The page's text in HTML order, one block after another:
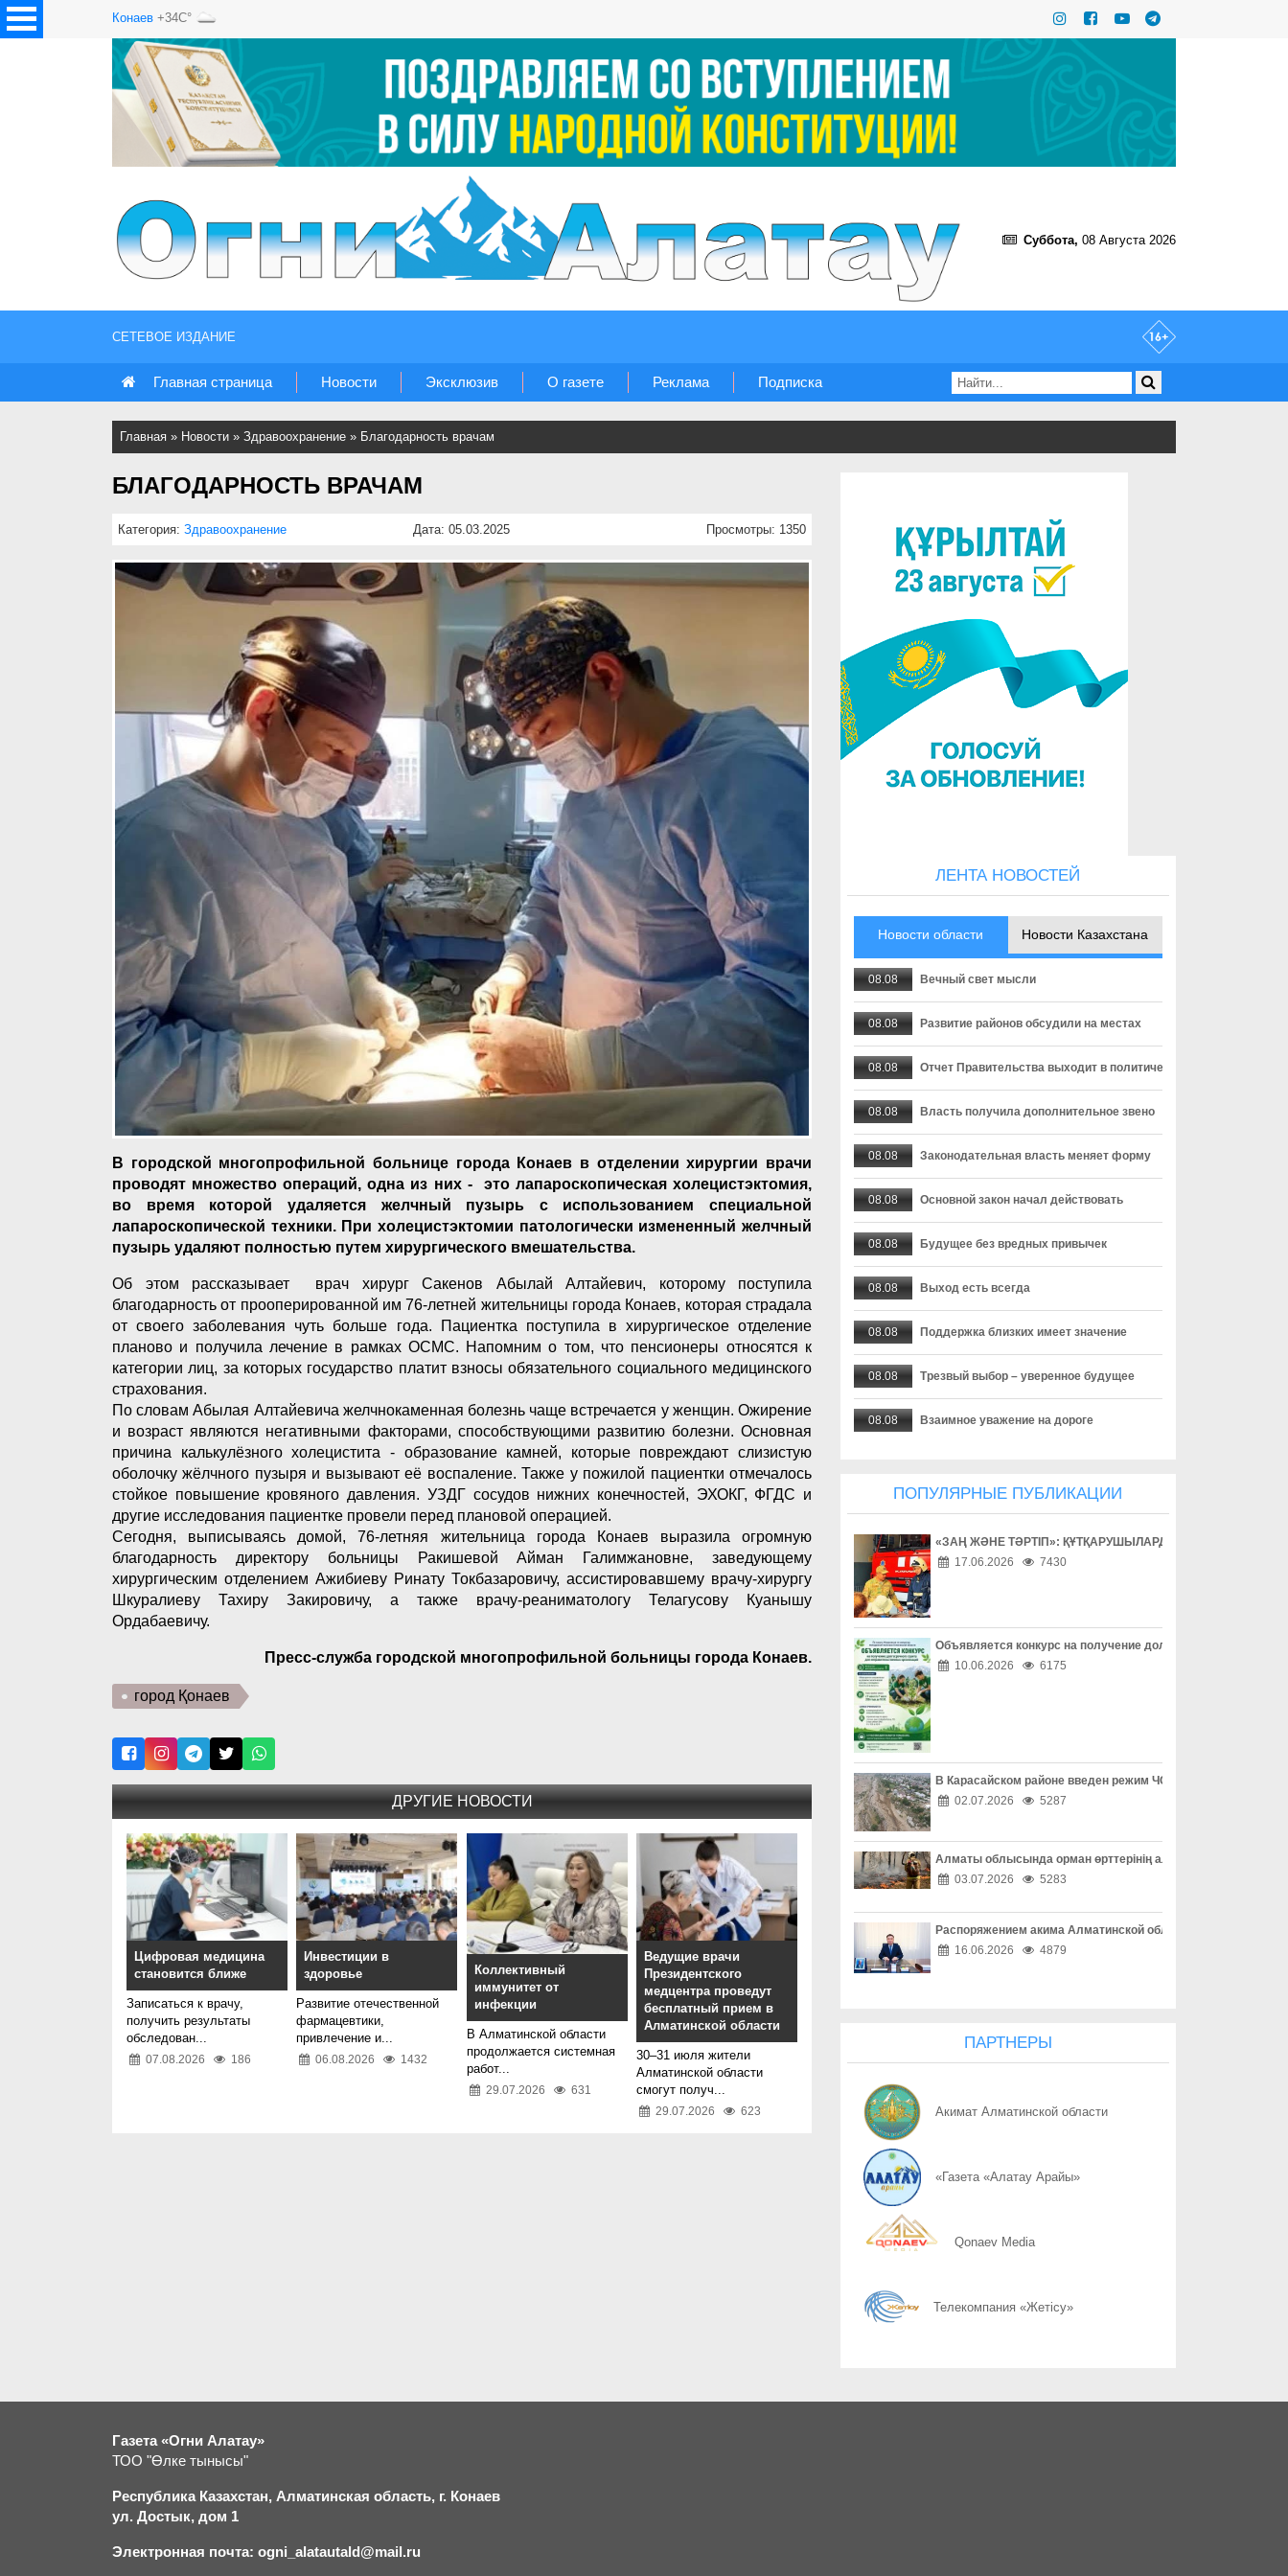
Конаев +34C°
Суббота, 08 Августа 2026
СЕТЕВОЕ ИЗДАНИЕ
Главная страница Новости Эксклюзив О газете Реклама Подписка
Главная » Новости » Здравоохранение » Благодарность врачам
БЛАГОДАРНОСТЬ ВРАЧАМ
Категория: Здравоохранение Дата: 05.03.2025 Просмотры: 1350
В городской многопрофильной больнице города Конаев в отделении хирургии врачи
проводят множество операций, одна из них - это лапароскопическая холецистэктомия,
во время которой удаляется желчный пузырь с использованием специальной
лапароскопической техники. При холецистэктомии патологически измененный желчный
пузырь удаляют полностью путем хирургического вмешательства.
Об этом рассказывает врач хирург Сакенов Абылай Алтайевич, которому поступила
благодарность от прооперированной им 76-летней жительницы города Конаев, которая страдала
от своего заболевания чуть больше года. Пациентка поступила в хирургическое отделение
планово и получила лечение в рамках ОСМС. Напомним о том, что пенсионеры относятся к
категории лиц, за которых государство платит взносы обязательного социального медицинского
страхования.
По словам Абылая Алтайевича желчнокаменная болезнь чаще встречается у женщин. Ожирение
и возраст являются негативными факторами, способствующими развитию болезни. Основная
причина калькулёзного холецистита - образование камней, которые повреждают слизистую
оболочку жёлчного пузыря и вызывают её воспаление. Также у пожилой пациентки отмечалось
стойкое повышение кровяного давления. УЗДГ сосудов нижних конечностей, ЭХОКГ, ФГДС и
другие исследования пациентке провели перед плановой операцией.
Сегодня, выписываясь домой, 76-летняя жительница города Конаев выразила огромную
благодарность директору больницы Ракишевой Айман Галимжановне, заведующему
хирургическим отделением Ажибиеву Ринату Токбазаровичу, ассистировавшему врачу-хирургу
Шкуралиеву Тахиру Закировичу, а также врачу-реаниматологу Телагусову Куанышу
Ордабаевичу.
Пресс-служба городской многопрофильной больницы города Конаев.
город Қонаев
ДРУГИЕ НОВОСТИ
Цифровая медицина
становится ближе
Записаться к врачу,
получить результаты
обследован...
07.08.2026 186
Инвестиции в
здоровье
Развитие отечественной
фармацевтики,
привлечение и...
06.08.2026 1432
Коллективный
иммунитет от
инфекции
В Алматинской области
продолжается системная
работ...
29.07.2026 631
Ведущие врачи
Президентского
медцентра проведут
бесплатный прием в
Алматинской области
30–31 июля жители
Алматинской области
смогут получ...
29.07.2026 623
ЛЕНТА НОВОСТЕЙ
Новости области Новости Казахстана
08.08 Вечный свет мысли
08.08 Развитие районов обсудили на местах
08.08 Отчет Правительства выходит в политическую плоскость
08.08 Власть получила дополнительное звено
08.08 Законодательная власть меняет форму
08.08 Основной закон начал действовать
08.08 Будущее без вредных привычек
08.08 Выход есть всегда
08.08 Поддержка близких имеет значение
08.08 Трезвый выбор – уверенное будущее
08.08 Взаимное уважение на дороге
08.08 Безопасность начинается за рулем
08.08 Доверие сильнее опасных соблазнов
08.08 Осторожность – лучшая защита в сети
08.08 Одно решение может изменить жизнь
08.08 Профилактика сильнее зависимости
08.08 «Әділет» форумы, Respublica-ның ReTalks алаңы және Baytaq-
08.08 Форум «Әділет», ReTalks Respublica и экологический караван
08.08 Один код – и аккаунт потерян
08.08 Опасная ссылка в один клик
Осторожность при онлайн-сделках
08.08
08.08 Простые правила сохранности имущества
ПОПУЛЯРНЫЕ ПУБЛИКАЦИИ
«ЗАҢ ЖӘНЕ ТӘРТІП»: ҚҰТҚАРУШЫЛАРДЫҢ ЕҢБЕГІМЕН
17.06.2026
7430
Объявляется конкурс на получение долгосрочного гранта
10.06.2026
6175
В Карасайском районе введен режим ЧС местного масштаба
02.07.2026
5287
Алматы облысында орман өрттерінің алдын алу жұмыстары
03.07.2026
5283
Распоряжением акима Алматинской области Куаныш
16.06.2026
4879
ПАРТНЕРЫ
Акимат Алматинской области
«Газета «Алатау Арайы»
Qonaev Media
Телекомпания «Жетісу»
Газета «Огни Алатау»
ТОО "Өлке тынысы"
Республика Казахстан, Алматинская область, г. Конаев
ул. Достык, дом 1
Электронная почта: ogni_alatautald@mail.ru